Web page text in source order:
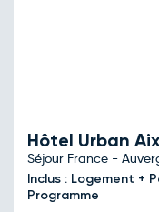
Hôtel Urban
Séjour France -
Inclus : Logement +
Programme